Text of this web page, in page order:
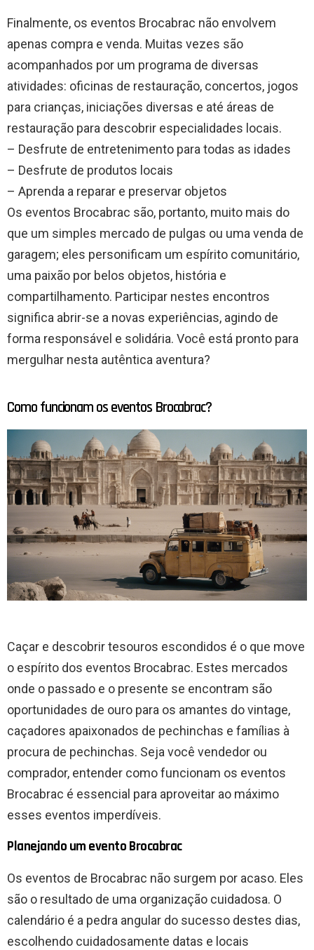
Finalmente, os eventos Brocabrac não envolvem
apenas compra e venda. Muitas vezes são
acompanhados por um programa de diversas
atividades: oficinas de restauração, concertos, jogos
para crianças, iniciações diversas e até áreas de
restauração para descobrir especialidades locais.
– Desfrute de entretenimento para todas as idades
– Desfrute de produtos locais
– Aprenda a reparar e preservar objetos
Os eventos Brocabrac são, portanto, muito mais do
que um simples mercado de pulgas ou uma venda de
garagem; eles personificam um espírito comunitário,
uma paixão por belos objetos, história e
compartilhamento. Participar nestes encontros
significa abrir-se a novas experiências, agindo de
forma responsável e solidária. Você está pronto para
mergulhar nesta autêntica aventura?
Como funcionam os eventos Brocabrac?
Caçar e descobrir tesouros escondidos é o que move
o espírito dos eventos Brocabrac. Estes mercados
onde o passado e o presente se encontram são
oportunidades de ouro para os amantes do vintage,
caçadores apaixonados de pechinchas e famílias à
procura de pechinchas. Seja você vendedor ou
comprador, entender como funcionam os eventos
Brocabrac é essencial para aproveitar ao máximo
esses eventos imperdíveis.
Planejando um evento Brocabrac
Os eventos de Brocabrac não surgem por acaso. Eles
são o resultado de uma organização cuidadosa. O
calendário é a pedra angular do sucesso destes dias,
escolhendo cuidadosamente datas e locais